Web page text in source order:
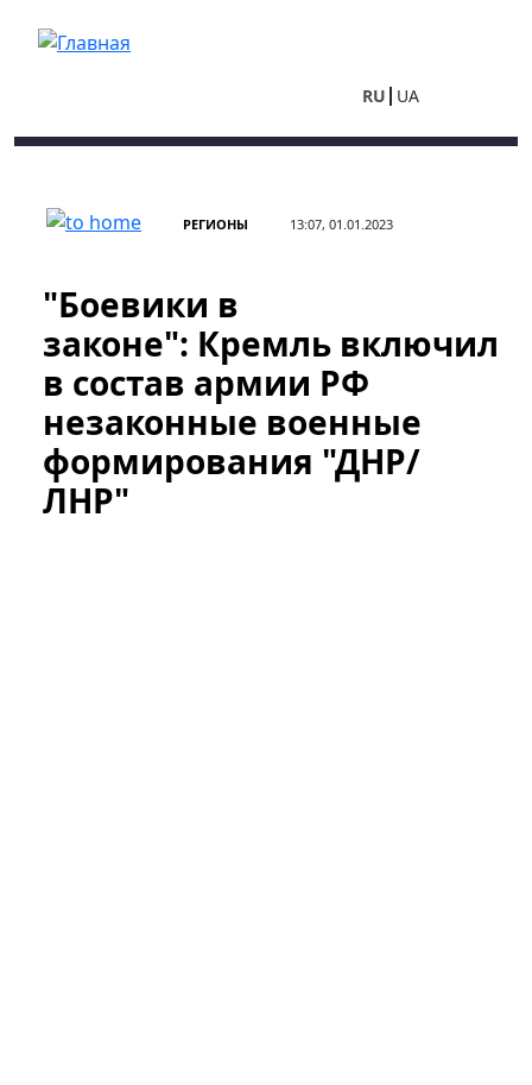
RU UA
РЕГИОНЫ 13:07, 01.01.2023
"Боевики в
законе": Кремль включил
в состав армии РФ
незаконные военные
формирования "ДНР/
ЛНР"